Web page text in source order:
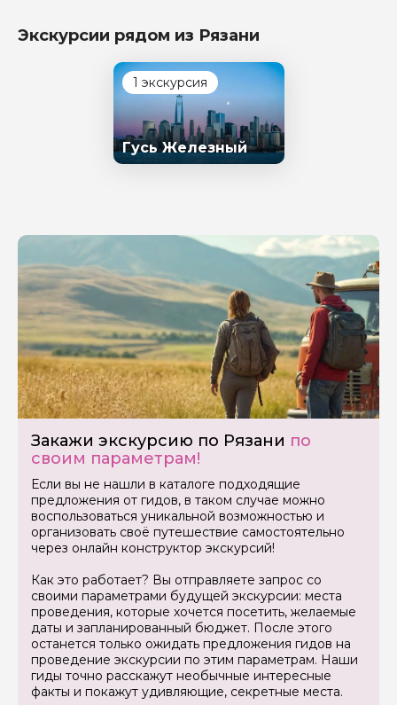
Экскурсии рядом из Рязани
1 экскурсия
Гусь Железный
Закажи экскурсию по Рязани по
своим параметрам!
Если вы не нашли в каталоге подходящие
предложения от гидов, в таком случае можно
воспользоваться уникальной возможностью и
организовать своё путешествие самостоятельно
через онлайн конструктор экскурсий!
Как это работает? Вы отправляете запрос со
своими параметрами будущей экскурсии: места
проведения, которые хочется посетить, желаемые
даты и запланированный бюджет. После этого
останется только ожидать предложения гидов на
проведение экскурсии по этим параметрам. Наши
гиды точно расскажут необычные интересные
факты и покажут удивляющие, секретные места.
Задайте свой вопрос гиду
Как вас зовут
Ваша электронная почта
Ваш номер телефона
Вопросы и комментарии
задать
Я даю своё согласие на обработку персональных
данных
Отправить